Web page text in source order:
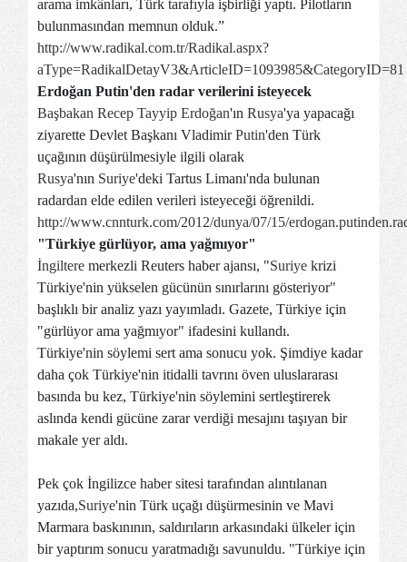
arama imkânları, Türk tarafıyla işbirliği yaptı. Pilotların
bulunmasından memnun olduk.”
http://www.radikal.com.tr/Radikal.aspx?
aType=RadikalDetayV3&ArticleID=1093985&CategoryID=81
Erdoğan Putin'den radar verilerini isteyecek
Başbakan Recep Tayyip Erdoğan'ın Rusya'ya yapacağı
ziyarette Devlet Başkanı VladimirPutin'den Türk
uçağının düşürülmesiyle ilgili olarak
Rusya'nın Suriye'deki Tartus Limanı'nda bulunan
radardan elde edilen verileri isteyeceği öğrenildi.
http://www.cnnturk.com/2012/dunya/07/15/
"Türkiye gürlüyor, ama yağmıyor"
İngiltere merkezli Reuters haber ajansı, "Suriye krizi
Türkiye'nin yükselen gücünün sınırlarını gösteriyor"
başlıklı bir analiz yazı yayımladı. Gazete, Türkiye için
"gürlüyor ama yağmıyor" ifadesini kullandı.
Türkiye'nin söylemi sert ama sonucu yok. Şimdiye kadar
daha çok Türkiye'nin itidalli tavrını öven uluslararası
basında bu kez, Türkiye'nin söylemini sertleştirerek
aslında kendi gücüne zarar verdiği mesajını taşıyan bir
makale yer aldı.
Pek çok İngilizce haber sitesi tarafından alıntılanan
yazıda,Suriye'nin Türk uçağı düşürmesinin ve Mavi
Marmara baskınının, saldırıların arkasındaki ülkeler için
bir yaptırım sonucu yaratmadığı savunuldu. "Türkiye için